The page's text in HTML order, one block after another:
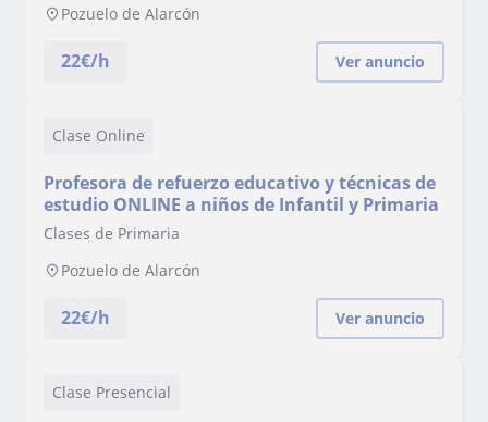
especiales
Pozuelo de Alarcón
22€/h Ver anuncio
Clase Online
Profesora de refuerzo educativo y técnicas de
estudio ONLINE a niños de Infantil y Primaria
Clases de Primaria
Pozuelo de Alarcón
22€/h Ver anuncio
Clase Presencial